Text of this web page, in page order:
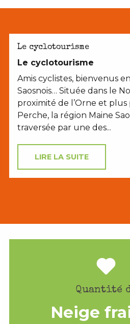
Le cyclotourisme
Le cyclotourisme
Amis cyclistes, bienvenus
Saosnois… Située dans le
proximité de l’Orne et
Perche, la région Maine
traversée par une des...
LIRE LA SUITE
Quantité
Neige